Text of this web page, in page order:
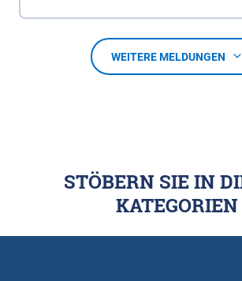
WEITERE MELDUNGEN
STÖBERN SIE IN
KATEGORIEN